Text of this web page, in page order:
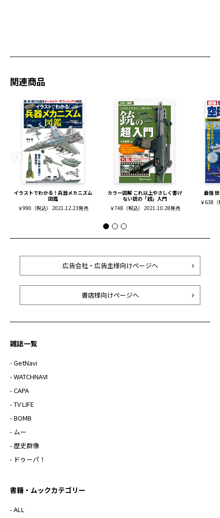
関連商品
イラストでわかる！兵器メカニズム
図鑑
￥990（税込） 2021.12.23発売
カラー図解 これ以上やさしく書け
ない銃の「超」入門
￥748（税込） 2021.10.28発売
最強
￥638
広告会社・広告主様向けページへ
書店様向けページへ
雑誌一覧
- GetNavi
- WATCHNAVI
- CAPA
- TV LIFE
- BOMB
- ムー
- 歴史群像
- ドゥーパ！
書籍・ムックカテゴリー
- ALL